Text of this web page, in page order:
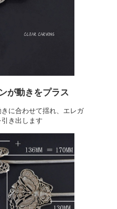
が動きをプラス
に合わせて揺れ、エレガ
き出します